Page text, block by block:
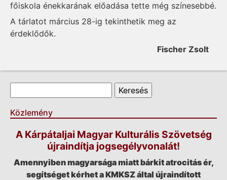
főiskola énekkarának előadása tette még színesebbé.
A tárlatot március 28-ig tekinthetik meg az
érdeklődők.
Fischer Zsolt
Keresés űrlap
Keresés
Közlemény
A Kárpátaljai Magyar Kulturális Szövetség
újraindítja jogsegélyvonalát!
Amennyiben magyarsága miatt bárkit atrocitás ér,
segítséget kérhet a KMKSZ által újraindított